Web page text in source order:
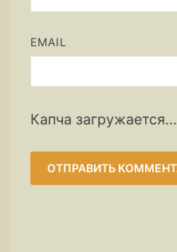
EMAIL
Капча загружается...